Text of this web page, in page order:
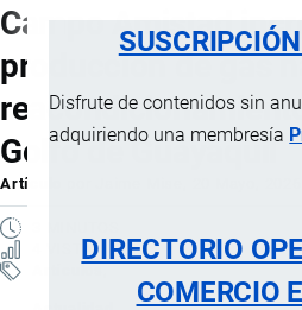
Disfrute de contenidos sin
adquiriendo una membresía
DIRECTORIO
COMERCIO
de
navegación
Campo Amistad
producción de gas
Golfo de Guayaquil
Artículo
4 VISTAS